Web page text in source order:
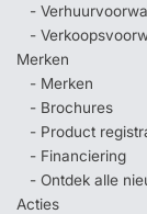
-
-
Merken
- Merken
- Brochures
- Product
- Financiering
- Ontdek alle
Acties